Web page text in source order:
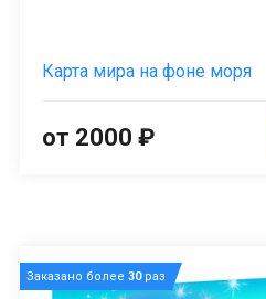
Карта мира на фоне моря
от 2000 ₽
Заказано более 30раз